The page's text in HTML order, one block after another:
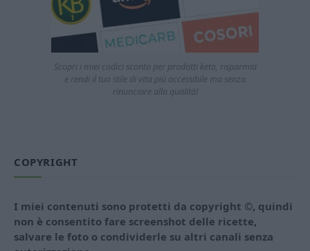
Scopri i miei codici sconto per prodotti keto, risparmia
e rendi il tuo stile di vita più accessibile ma senza
rinunciare alla qualità!
COPYRIGHT
I miei contenuti sono protetti da copyright ©, quindi
non è consentito fare screenshot delle ricette,
salvare le foto o condividerle su altri canali senza